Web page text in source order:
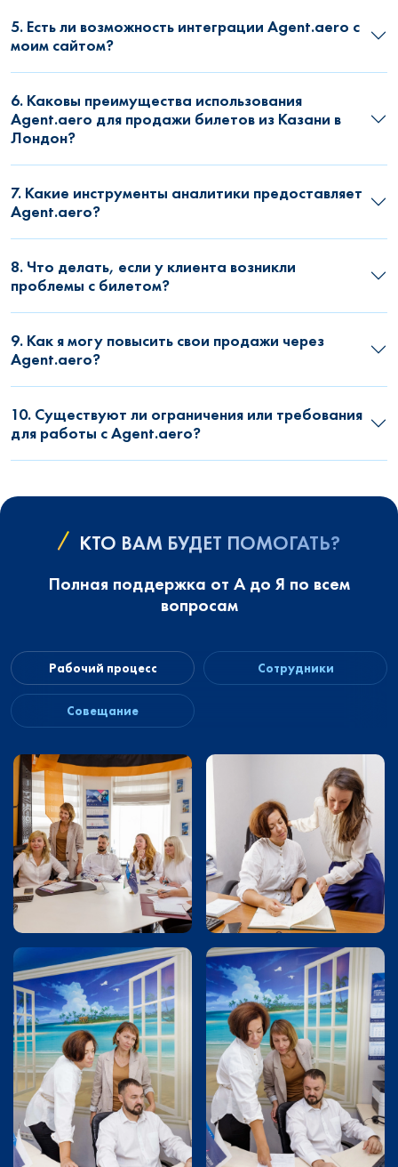
5. Есть ли возможность интеграции Agent.aero с
моим сайтом?
6. Каковы преимущества использования
Agent.aero для продажи билетов из Казани в
Лондон?
7. Какие инструменты аналитики предоставляет
Agent.aero?
8. Что делать, если у клиента возникли
проблемы с билетом?
9. Как я могу повысить свои продажи через
Agent.aero?
10. Существуют ли ограничения или требования
для работы с Agent.aero?
КТО ВАМ БУДЕТ ПОМОГАТЬ?
Полная поддержка от А до Я по всем
вопросам
Рабочий процесс Сотрудники
Совещание